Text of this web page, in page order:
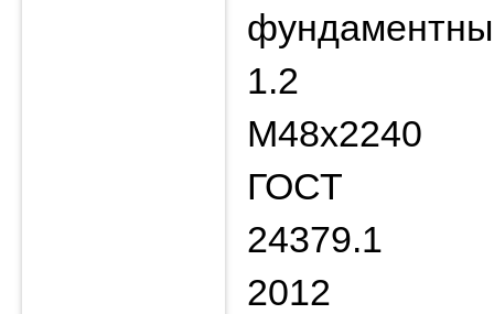
1.2
М48х2240
ГОСТ
24379.1
2012